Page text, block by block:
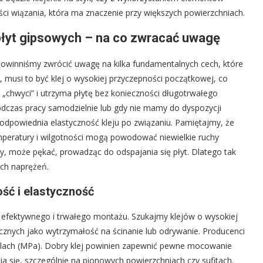
wiązania, która ma znaczenie przy większych powierzchniach.
gipsowych – na co zwracać uwagę
zwrócić uwagę na kilka fundamentalnych cech, które
to być klej o wysokiej przyczepności początkowej, co
i utrzyma płytę bez konieczności długotrwałego
pracy samodzielnie lub gdy nie mamy do dyspozycji
elastyczność kleju po związaniu. Pamiętajmy, że
i wilgotności mogą powodować niewielkie ruchy
może pękać, prowadząc do odspajania się płyt. Dlatego tak
naprężeń.
i elastyczność
i trwałego montażu. Szukajmy klejów o wysokiej
jako wytrzymałość na ścinanie lub odrywanie. Producenci
(MPa). Dobry klej powinien zapewnić pewne mocowanie
się, szczególnie na pionowych powierzchniach czy sufitach.